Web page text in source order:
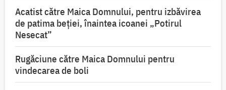
Acatist către Maica Domnului, pentru izbăvirea
de patima beției, înaintea icoanei „Potirul
Nesecat”
Rugăciune către Maica Domnului pentru
vindecarea de boli